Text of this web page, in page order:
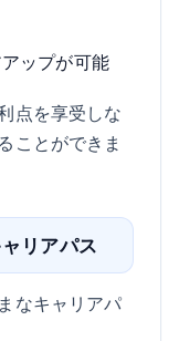
ップが可能
点を享受しな
ことができま
リアパス
なキャリアパ